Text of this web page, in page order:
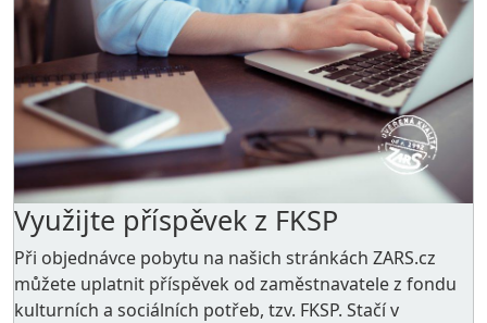
Využijte příspěvek z FKSP
Při objednávce pobytu na našich stránkách ZARS.cz
můžete uplatnit příspěvek od zaměstnavatele z fondu
kulturních a sociálních potřeb, tzv. FKSP. Stačí v